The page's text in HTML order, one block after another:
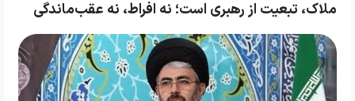
ملاک، تبعیت از رهبری است؛ نه افراط، نه عقب‌ماندگی